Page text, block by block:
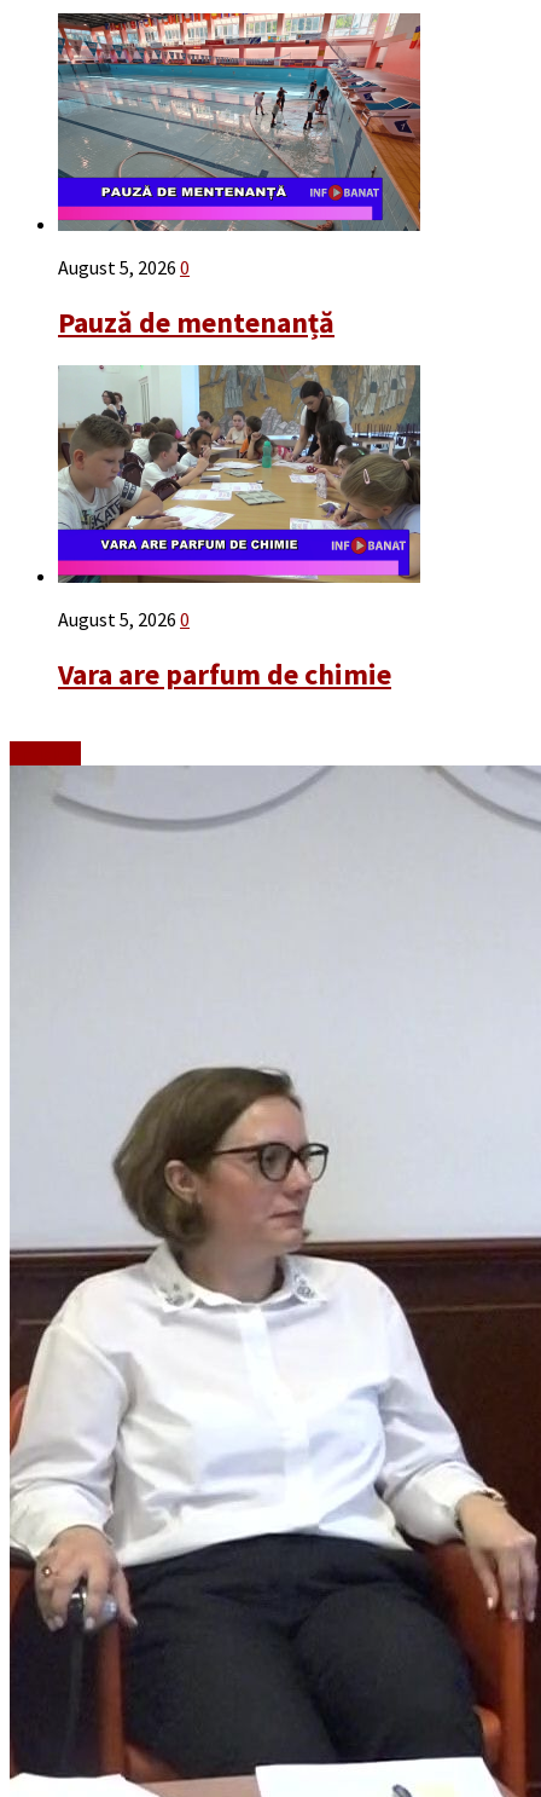
August 5, 2026 0
Pauză de mentenanță
August 5, 2026 0
Vara are parfum de chimie